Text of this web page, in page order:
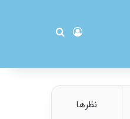
ورود
نظرها